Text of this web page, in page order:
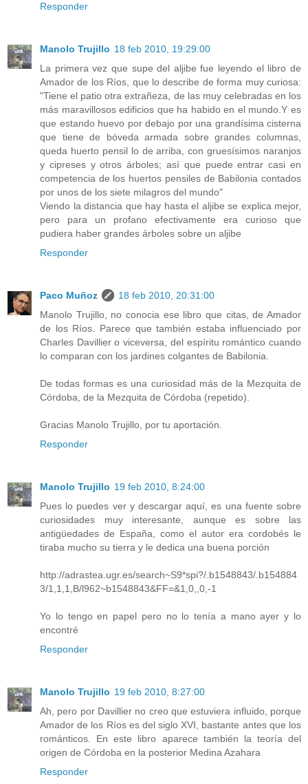
Responder
Manolo Trujillo 18 feb 2010, 19:29:00
La primera vez que supe del aljibe fue leyendo el libro de
Amador de los Ríos, que lo describe de forma muy curiosa:
"Tiene el patio otra extrañeza, de las muy celebradas en los
más maravillosos edificios que ha habido en el mundo.Y es
que estando huevo por debajo por una grandísima cisterna
que tiene de bóveda armada sobre grandes columnas,
queda huerto pensil lo de arriba, con gruesísimos naranjos
y cipreses y otros árboles; así que puede entrar casi en
competencia de los huertos pensiles de Babilonia contados
por unos de los siete milagros del mundo"
Viendo la distancia que hay hasta el aljibe se explica mejor,
pero para un profano efectivamente era curioso que
pudiera haber grandes árboles sobre un aljibe
Responder
Paco Muñoz
18 feb 2010, 20:31:00
Manolo Trujillo, no conocia ese libro que citas, de Amador
de los Ríos. Parece que también estaba influenciado por
Charles Davillier o viceversa, del espíritu romántico cuando
lo comparan con los jardines colgantes de Babilonia.
De todas formas es una curiosidad más de la Mezquita de
Córdoba, de la Mezquita de Córdoba (repetido).
Gracias Manolo Trujillo, por tu aportación.
Responder
Manolo Trujillo 19 feb 2010, 8:24:00
Pues lo puedes ver y descargar aquí, es una fuente sobre
curiosidades muy interesante, aunque es sobre las
antigüedades de España, como el autor era cordobés le
tiraba mucho su tierra y le dedica una buena porción
http://adrastea.ugr.es/search~S9*spi?/.b1548843/.b154884
3/1,1,1,B/l962~b1548843&FF=&1,0,,0,-1
Yo lo tengo en papel pero no lo tenía a mano ayer y lo
encontré
Responder
Manolo Trujillo 19 feb 2010, 8:27:00
Ah, pero por Davillier no creo que estuviera influido, porque
Amador de los Ríos es del siglo XVI, bastante antes que los
románticos. En este libro aparece también la teoría del
origen de Córdoba en la posterior Medina Azahara
Responder